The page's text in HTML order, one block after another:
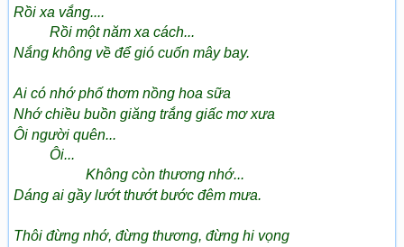
Rồi xa vắng....
Rồi một năm xa cách...
Nắng không về để gió cuốn mây bay.
Ai có nhớ phố thơm nồng hoa sữa
Nhớ chiều buồn giăng trắng giấc mơ xưa
Ôi người quên...
Ôi...
Không còn thương nhớ...
Dáng ai gầy lướt thướt bước đêm mưa.
Thôi đừng nhớ, đừng thương, đừng hi vọng